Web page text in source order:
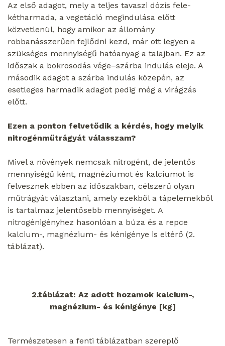
Az első adagot, mely a teljes tavaszi dózis fele-
kétharmada, a vegetáció megindulása előtt
közvetlenül, hogy amikor az állomány
robbanásszerűen fejlődni kezd, már ott legyen a
szükséges mennyiségű hatóanyag a talajban. Ez az
időszak a bokrosodás vége–szárba indulás eleje. A
második adagot a szárba indulás közepén, az
esetleges harmadik adagot pedig még a virágzás
előtt.
Ezen a ponton felvetődik a kérdés, hogy melyik
nitrogénműtrágyát válasszam?
Mivel a növények nemcsak nitrogént, de jelentős
mennyiségű ként, magnéziumot és kalciumot is
felvesznek ebben az időszakban, célszerű olyan
műtrágyát választani, amely ezekből a tápelemekből
is tartalmaz jelentősebb mennyiséget. A
nitrogénigényhez hasonlóan a búza és a repce
kalcium-, magnézium- és kénigénye is eltérő (2.
táblázat).
2.táblázat: Az adott hozamok kalcium-,
magnézium- és kénigénye [kg]
Természetesen a fenti táblázatban szereplő